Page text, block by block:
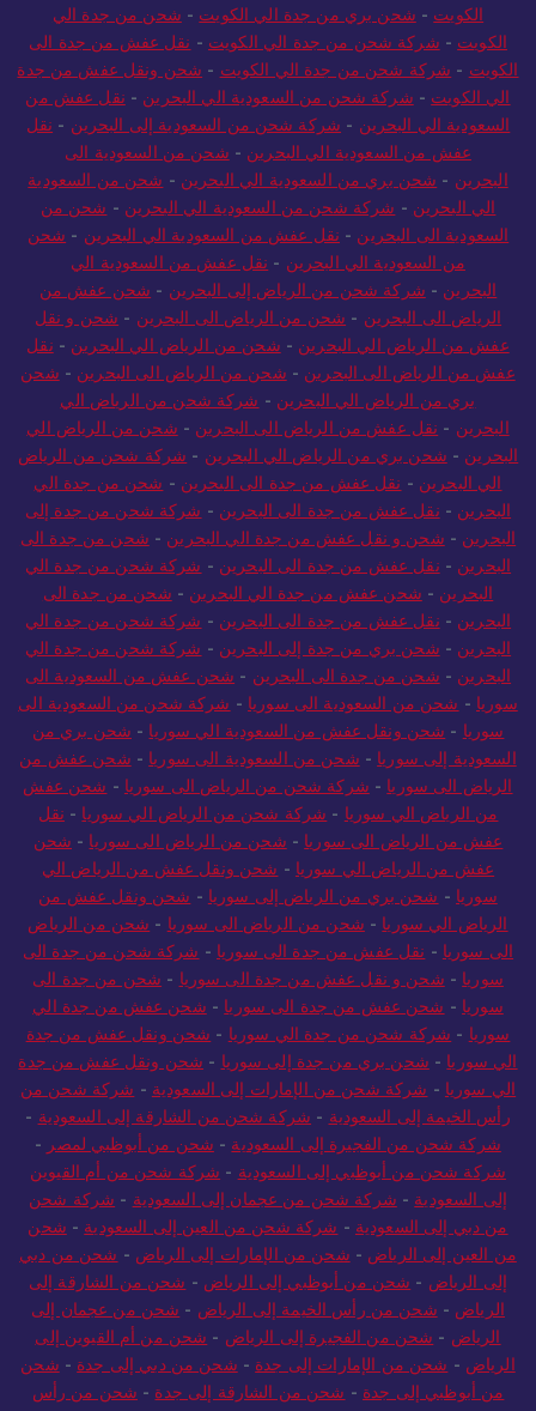
الكويت - شحن من جدة الى الكويت-نقل عفش من جدة إلى
الكويت- شحن بري من جدة الي الكويت-شحن من جدة الي
الكويت-شركة شحن من جدة الي الكويت -نقل عفش من جدة الى
الكويت-شركة شحن من جدة الي الكويت-
شحن ونقل عفش من جدة
الي الكويت- شركة شحن من السعودية الي البحرين-
نقل عفش من
السعودية الي البحرين-شركة شحن من السعودية إلى البحرين
عفش من السعودية الي البحرين
-شحن من السعودية الى
البحرين-شحن بري من السعودية الي البحرين -شحن من السعودية
الي البحرين
-شركة شحن من السعودية الي البحرين-شحن من
السعودية الى البحرين- نقل عفش من السعودية الي البحرين-
من السعودية الي البحرين-نقل عفش من السعودية الي
البحرين- شركة شحن من الرياض إلى البحرين-شحن عفش من
الرياض الى البحرين
-شحن من الرياض الى البحرين -شحن و نقل
عفش من الرياض الي البحرين -شحن من الرياض الي البحرين -نقل
عفش من الرياض الى البحرين-شحن من الرياض الى البحرين-
بري من الرياض الي البحرين-
شركة شحن من الرياض الي
البحرين-نقل عفش من الرياض الى البحرين-شحن من الرياض الي
البحرين-شحن بري من الرياض الي البحرين-شركة شحن من الرياض
الي البحرين
-نقل عفش من جدة الى البحرين -شحن من جدة الي
البحرين -نقل عفش من جدة الى البحرين -شركة شحن من جدة إلى
البحرين- شحن و نقل عفش من جدة الي البحرين-شحن من جدة الى
البحرين - نقل عفش من جدة الى البحرين -شركة شحن من جدة الي
البحرين -شحن عفش من جدة الي البحرين-شحن من جدة الى
البحرين - نقل عفش من جدة الى البحرين - شركة شحن من جدة الي
البحرين - شحن بري من جدة إلى البحرين-شركة شحن من جدة الي
البحرين -شحن من جدة الى البحرين- شحن عفش من السعودية الى
سوريا - شحن من السعودية الى سوريا-شركة شحن من السعودية الى
سوريا-شحن ونقل عفش من السعودية الي سوريا - شحن بري من
السعودية إلى سوريا-شحن من السعودية الى سوريا -شحن عفش من
الرياض الى سوريا
- شركة شحن من الرياض الى سوريا - شحن عفش
من الرياض الي سوريا-شركة شحن من الرياض الي سوريا-نقل
عفش من الرياض الى سوريا -شحن من الرياض الى سوريا-
شحن
عفش من الرياض الي سوريا- شحن ونقل عفش من الرياض الي
سوريا
-شحن بري من الرياض إلى سوريا -شحن ونقل عفش من
الرياض الي سوريا-شحن من الرياض الى سوريا-شحن من الرياض
الى سوريا-نقل عفش من جدة الى سوريا-شركة شحن من جدة الى
سوريا - شحن و نقل عفش من جدة الى سوريا- شحن من جدة الى
سوريا -شحن عفش من جدة الى سوريا -شحن عفش من جدة الي
سوريا-شركة شحن من جدة الي سوريا-شحن ونقل عفش من جدة
الي سوريا- شحن بري من جدة إلى سوريا -شحن ونقل عفش من جدة
الي سوريا -شركة شحن من الإمارات إلى السعودية- شركة شحن من
رأس الخيمة إلى السعودية -شركة شحن من الشارقة إلى السعودية-
شركة شحن من الفجيرة إلى السعودية -شحن من أبوظبي لمصر-
شركة شحن من أبوظبي إلى السعودية-شركة شحن من أم القيوين
إلى السعودية- شركة شحن من عجمان إلى السعودية-شركة شحن
من دبي إلى السعودية - شركة شحن من العين إلى السعودية- شحن
من العين إلى الرياض -شحن من الإمارات إلى الرياض- شحن من دبي
إلى الرياض-شحن من أبوظبي إلى الرياض -شحن من الشارقة إلى
الرياض
- شحن من رأس الخيمة إلى الرياض-شحن من عجمان إلى
الرياض -شحن من الفجيرة إلى الرياض -شحن من أم القيوين إلى
الرياض-شحن من الإمارات إلى جدة- شحن من دبي إلى جدة- شحن